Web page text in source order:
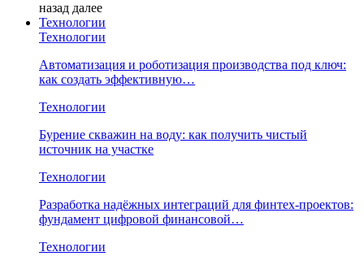
назад далее
Технологии
Технологии
Автоматизация и роботизация производства под ключ:
как создать эффективную…
Технологии
Бурение скважин на воду: как получить чистый
источник на участке
Технологии
Разработка надёжных интеграций для финтех-проектов:
фундамент цифровой финансовой…
Технологии